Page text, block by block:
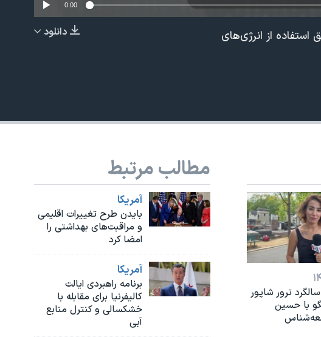
EMBED
0:00
دانلود
استفاده از انرژی‌های
مطالب مرتبط
آمريکا
بایدن طرح تغییرات اقلیمی
و مراقبت‌های بهداشتی را
امضا کرد
آمريکا
برنامه راهبردی ایالت
کالیفرنیا برای مقابله با
خشکسالی و کنترل منابع
آبی
ترور شاپور
با حسین